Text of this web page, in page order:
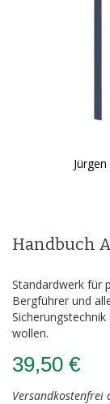
der
Handbuch
Standardwerk für
Bergführer und
wollen.
39,50 €
Versandkostenfrei